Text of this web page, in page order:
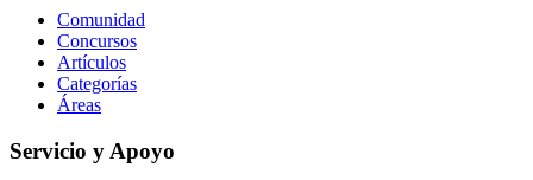
Comunidad
Concursos
Artículos
Categorías
Áreas
Servicio y Apoyo